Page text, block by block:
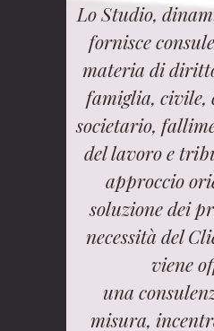
Lo Studio,
fornisce
materia di
famiglia, civile,
societario,
del lavoro e
approccio
soluzione dei
necessità del
viene
una
misura,